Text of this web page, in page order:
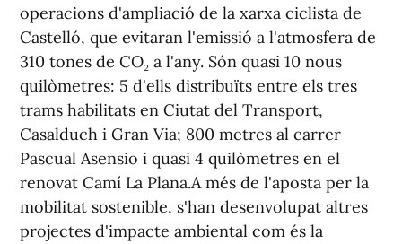
operacions d'ampliació de la xarxa ciclista de
Castelló, que evitaran l'emissió a l'atmosfera de
310 tones de CO₂ a l'any. Són quasi 10 nous
quilòmetres: 5 d'ells distribuïts entre els tres
trams habilitats en Ciutat del Transport,
Casalduch i Gran Via; 800 metres al carrer
Pascual Asensio i quasi 4 quilòmetres en el
renovat Camí La Plana.A més de l'aposta per la
mobilitat sostenible, s'han desenvolupat altres
projectes d'impacte ambiental com és la